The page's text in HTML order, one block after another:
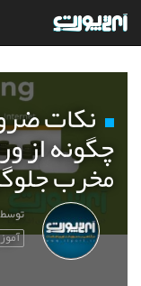
نکات
چگونه از
مخرب